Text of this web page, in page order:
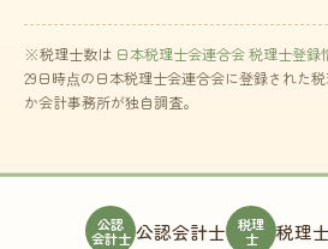
※税理士数は 日本税理士会連合会 税理士登録
29日時点の日本税理士会連合会に登録された
か会計事務所が独自調査。
公認
会計士 公認会計士 税理
士 税理士